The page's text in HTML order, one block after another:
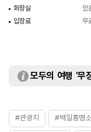
화장실
있
입장료
무
모두의 여행 '무
#관광지 #백일홍명소